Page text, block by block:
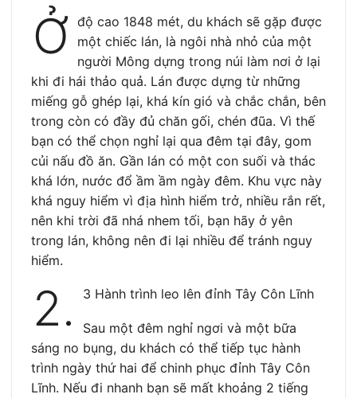
Ở độ cao 1848 mét, du khách sẽ gặp được
một chiếc lán, là ngôi nhà nhỏ của một
người Mông dựng trong núi làm nơi ở lại
khi đi hái thảo quả. Lán được dựng từ những
miếng gỗ ghép lại, khá kín gió và chắc chắn, bên
trong còn có đầy đủ chăn gối, chén đũa. Vì thế
bạn có thể chọn nghỉ lại qua đêm tại đây, gom
củi nấu đồ ăn. Gần lán có một con suối và thác
khá lớn, nước đổ ầm ầm ngày đêm. Khu vực này
khá nguy hiểm vì địa hình hiểm trở, nhiều rắn rết,
nên khi trời đã nhá nhem tối, bạn hãy ở yên
trong lán, không nên đi lại nhiều để tránh nguy
hiểm.
2. 3 Hành trình leo lên đỉnh Tây Côn Lĩnh
Sau một đêm nghỉ ngơi và một bữa
sáng no bụng, du khách có thể tiếp tục hành
trình ngày thứ hai để chinh phục đỉnh Tây Côn
Lĩnh. Nếu đi nhanh bạn sẽ mất khoảng 2 tiếng